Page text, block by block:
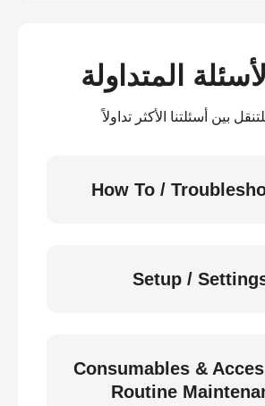
المتداولة
بين أسئلتنا الأكثر تداولاً
How To /
Setup /
Consumables &
Routine